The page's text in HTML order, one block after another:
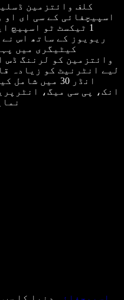
کلف وائتزمین
اسپیچفائی کے سی ای او
ریویوز کے ساتھ اس
وائتزمین کو لرننگ ڈس
انڈر 30 میں
انک، پی سی میگ،
اسپیچفائی
دنیا کا سب